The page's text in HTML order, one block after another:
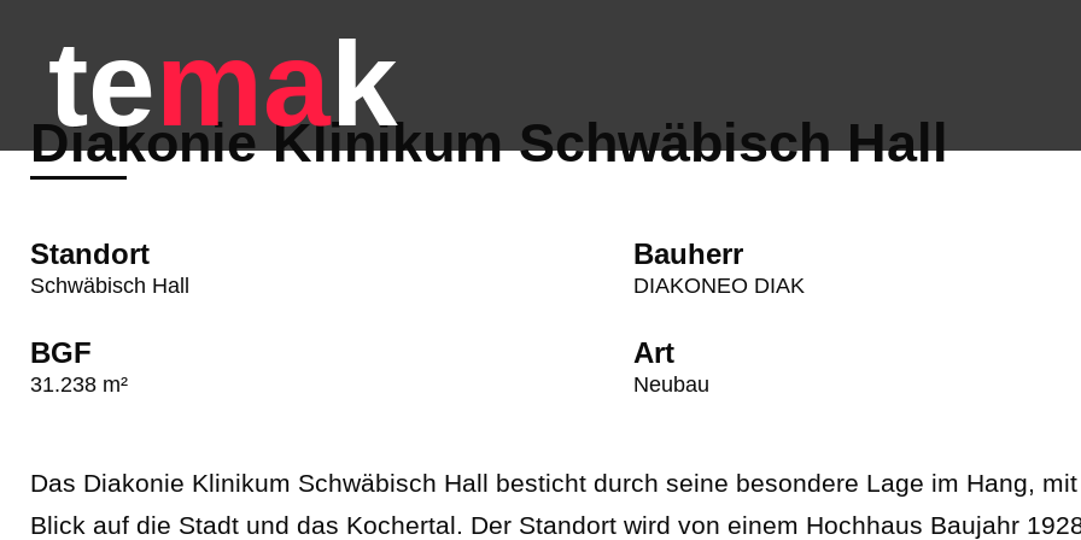
temak
Diakonie Klinikum Schwäbisch Hall
Standort
Schwäbisch Hall
BGF
31.238 m²
Bauherr
DIAKONEO DIAK
Art
Neubau
Das Diakonie Klinikum Schwäbisch Hall besticht durch seine besondere Lage im Hang, mit
Blick auf die Stadt und das Kochertal. Der Standort wird von einem Hochhaus Baujahr